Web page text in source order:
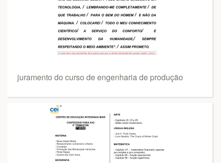
juramento do curso de engenharia de produção